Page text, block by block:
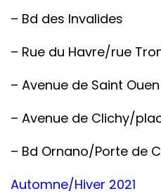
– Bd des Invalides
– Rue du Havre/rue
– Avenue de Saint Ouen
– Avenue de Clichy/
– Bd Ornano/Porte de
Automne/Hiver 2021